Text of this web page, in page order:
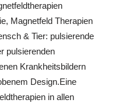
Magnetfeld Therapien
& Tier: pulsierende
pulsierenden
Krankheitsbildern
Design.Eine
in allen